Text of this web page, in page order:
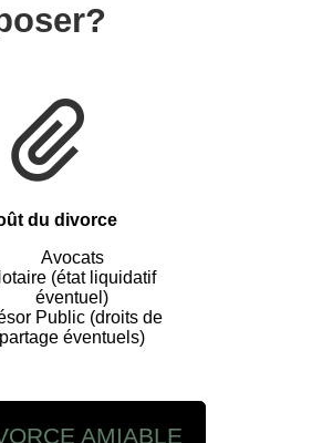
du divorce
Avocats
(état liquidatif
éventuel)
Public (droits de
partage éventuels)
AMIABLE